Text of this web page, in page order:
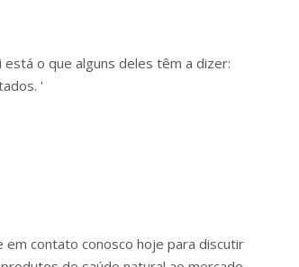
o que alguns deles têm a dizer:
'
contato conosco hoje para discutir